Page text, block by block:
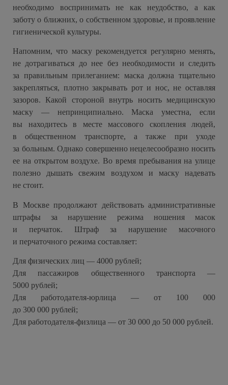
необходимо воспринимать не как неудобство, а как
заботу о ближних, о собственном здоровье, и проявление
гигиенической культуры.
Напомним, что маску рекомендуется регулярно менять,
не дотрагиваться до нее без необходимости и следить
за правильным прилеганием: маска должна тщательно
закрепляться, плотно закрывать рот и нос, не оставляя
зазоров. Какой стороной внутрь носить медицинскую
маску — непринципиально. Маска уместна, если
вы находитесь в месте массового скопления людей,
в общественном транспорте, а также при уходе
за больным. Однако совершенно нецелесообразно носить
ее на открытом воздухе. Во время пребывания на улице
полезно дышать свежим воздухом и маску надевать
не стоит.
В Москве продолжают действовать административные
штрафы за нарушение режима ношения масок
и перчаток. Штраф за нарушение масочного
и перчаточного режима составляет:
Для физических лиц — 4000 рублей;
Для пассажиров общественного транспорта —
5000 рублей;
Для работодателя-юрлица — от 100 000
до 300 000 рублей;
Для работодателя-физлица — от 30 000 до 50 000 рублей.